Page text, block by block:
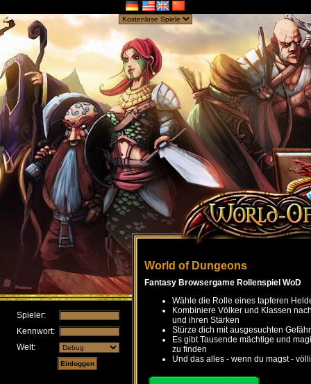
Spieler:
Kennwort:
Welt:
World of Dungeons
Fantasy Browsergame Rollenspiel WoD
Wähle die Rolle eines tapferen
Kombiniere Völker und Klassen
und ihren Stärken
Stürze dich mit ausgesuchten
Es gibt Tausende mächtige und
zu finden
Und das alles - wenn du magst -